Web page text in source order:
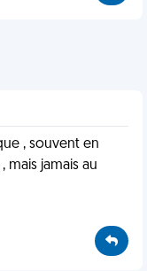
, souvent en
mais jamais au